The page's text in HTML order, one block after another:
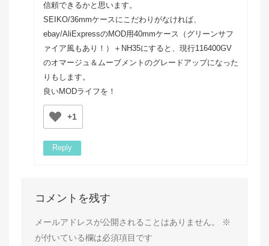
信頼できるかと思います。
SEIKO/36mmケースにこだわりがなければ、
ebay/AliExpressのMOD用40mmケース（グリーンサフ
ァイア風もあり！）＋NH35にすると、現行116400GV
のオマージュ＆ムーブメントのグレードアップになった
りもします。
良いMODライフを！
+1
Reply
コメントを残す
メールアドレスが公開されることはありません。
※
が付いている欄は必須項目です